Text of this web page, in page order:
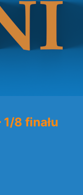
8 finału